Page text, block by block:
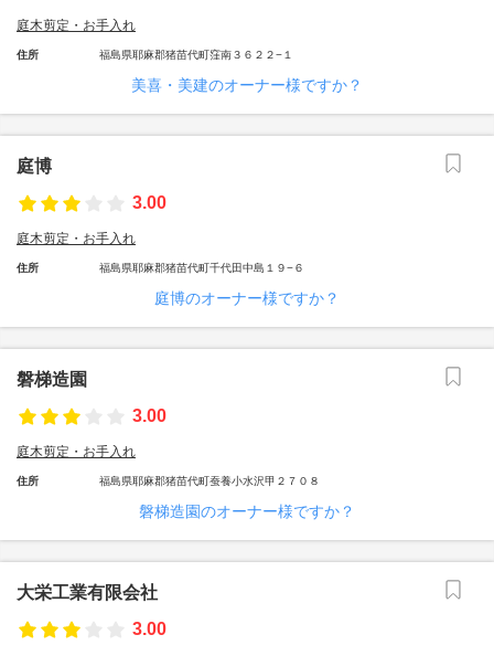
庭木剪定・お手入れ
住所 福島県耶麻郡猪苗代町窪南３６２２−１
美喜・美建のオーナー様ですか？
庭博
3.00
庭木剪定・お手入れ
住所 福島県耶麻郡猪苗代町千代田中島１９−６
庭博のオーナー様ですか？
磐梯造園
3.00
庭木剪定・お手入れ
住所 福島県耶麻郡猪苗代町蚕養小水沢甲２７０８
磐梯造園のオーナー様ですか？
大栄工業有限会社
3.00